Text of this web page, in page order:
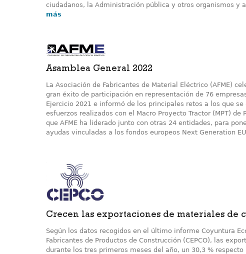
ciudadanos, la Administración pública y otros organismos y
más
Asamblea General 2022
La Asociación de Fabricantes de Material Eléctrico (AFME)
gran éxito de participación en representación de 76
Ejercicio 2021 e informó de los principales retos a los que
esfuerzos realizados con el Macro Proyecto Tractor (MPT)
que AFME ha liderado junto con otras 24 entidades, para
ayudas vinculadas a los fondos europeos Next Generation
Crecen las exportaciones de materiales de
Según los datos recogidos en el último informe Coyuntura
Fabricantes de Productos de Construcción (CEPCO), las
durante los tres primeros meses del año, un 30,3 %